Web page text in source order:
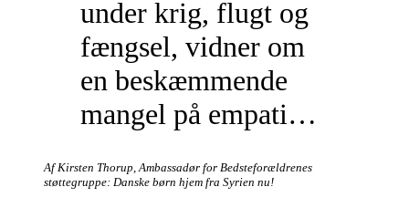
under krig, flugt og
fængsel, vidner om
en beskæmmende
mangel på empati…
Af Kirsten Thorup, Ambassadør for Bedsteforældrenes
støttegruppe: Danske børn hjem fra Syrien nu!